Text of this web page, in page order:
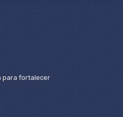
para fortalecer